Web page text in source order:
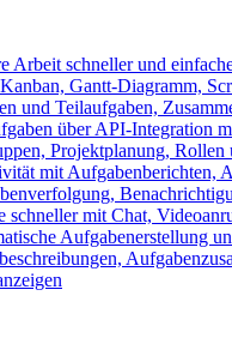
Arbeit schneller und
Gantt-Diagramm,
und Teilaufgaben,
über API-Integration
Projektplanung,
mit Aufgabenberichten,
schneller mit Chat,
Aufgabenerstellung